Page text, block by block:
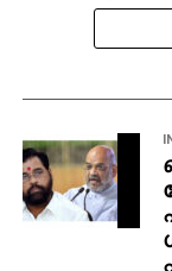
ലിസ്റ്റിംഗുകള്‍
പ്രോസസ്സിംഗ്
മാല്‍വെയര്‍
മോഷ്ടിക്കാനോ